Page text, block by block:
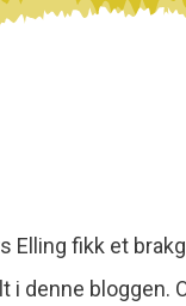
Elling fikk et
i denne bloggen.